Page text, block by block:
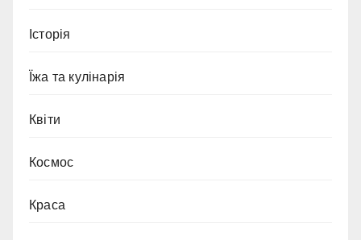
Історія
Їжа та кулінарія
Квіти
Космос
Краса